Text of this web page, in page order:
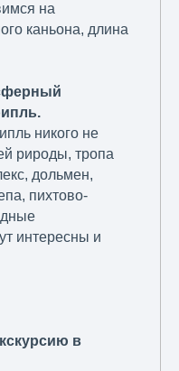
на
каньона, длина
никого не
рироды, тропа
дольмен,
пихтово-
интересны и
в